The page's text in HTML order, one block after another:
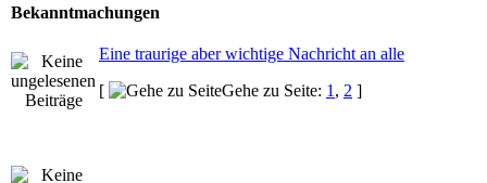
Bekanntmachungen
Eine traurige aber wichtige Nachricht an alle
[
Gehe zu Seite: 1 , 2 ]